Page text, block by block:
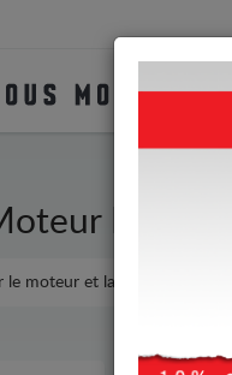
le moteur et la boîte de